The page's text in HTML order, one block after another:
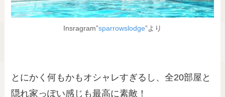
Insragram”sparrowslodge”より
とにかく何もかもオシャレすぎるし、全20部屋と
隠れ家っぽい感じも最高に素敵！